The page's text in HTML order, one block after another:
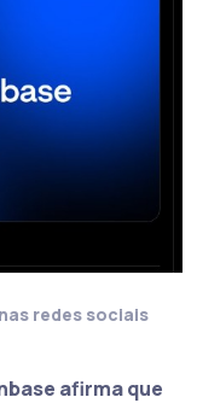
redes sociais
afirma que